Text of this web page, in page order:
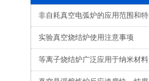
非自耗真空电弧炉的应用范围和特
实验真空烧结炉使用注意事项
等离子烧结炉广泛应用于纳米材料